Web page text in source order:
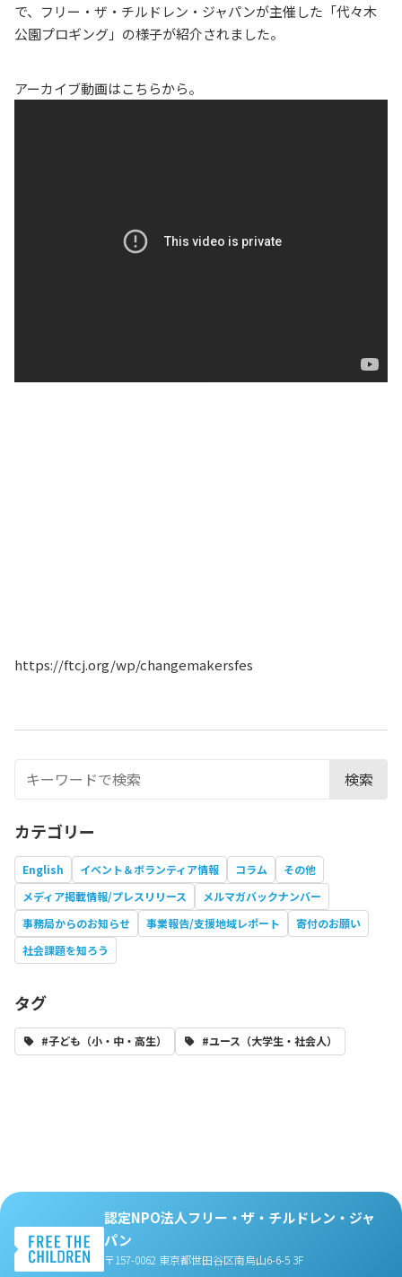
で、フリー・ザ・チルドレン・ジャパンが主催した「代々木
公園プロギング」の様子が紹介されました。
アーカイブ動画はこちらから。
https://ftcj.org/wp/changemakersfes
検索
カテゴリー
English イベント＆ボランティア情報 コラム
その他
メディア掲載情報/プレスリリース
メルマガバックナンバー
事務局からのお知らせ
事業報告/支援地域レポート
寄付のお願い
社会課題を知ろう
タグ
#子ども（小・中・高生） #ユース（大学生・社会人）
認定NPO法人フリー・ザ・チルドレン・ジャ
パン
〒157-0062 東京都世田谷区南烏山6-6-5 3F